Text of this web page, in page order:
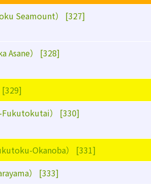
Seamount） [327]
Asane） [328]
[329]
Fukutokutai） [330]
Okanoba） [331]
） [333]